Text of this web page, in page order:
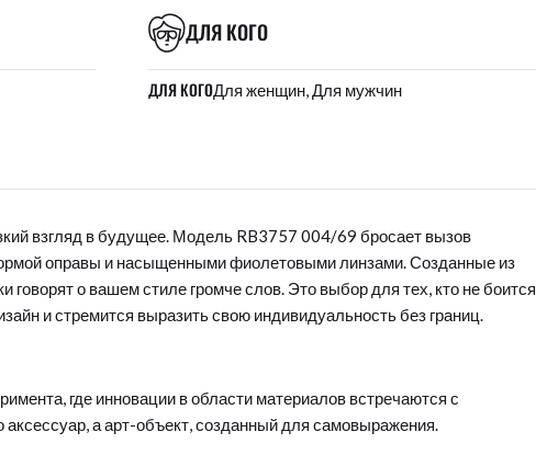
ДЛЯ КОГО
ДЛЯ КОГОДля женщин, Для мужчин
взгляд в будущее. Модель RB3757 004/69 бросает вызов
оправы и насыщенными фиолетовыми линзами. Созданные из
говорят о вашем стиле громче слов. Это выбор для тех, кто не боится
и стремится выразить свою индивидуальность без границ.
где инновации в области материалов встречаются с
аксессуар, а арт-объект, созданный для самовыражения.